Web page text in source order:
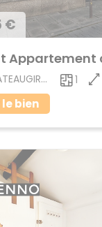
€
1
le bien